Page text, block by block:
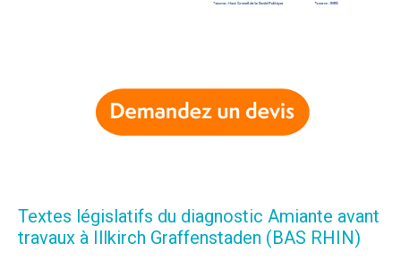
Textes législatifs du diagnostic Amiante avant
travaux à Illkirch Graffenstaden (BAS RHIN)